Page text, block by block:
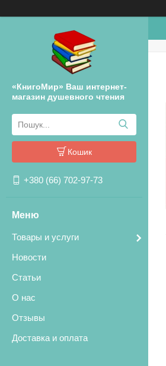
«КнигоМир» Ваш интернет-
магазин душевного чтения
Кошик
+380 (66) 702-97-73
Товары и услуги
Новости
Статьи
О нас
Отзывы
Доставка и оплата